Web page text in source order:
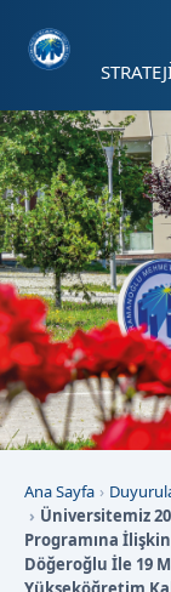
Ana Sayfa
Üniversitemiz
Programına
Döğeroğlu İle 19